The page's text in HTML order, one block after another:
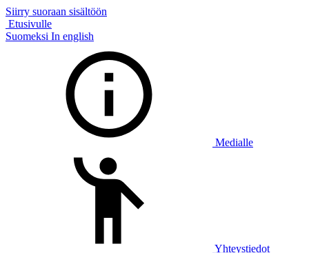
Siirry suoraan sisältöön
Etusivulle
Suomeksi In english
Medialle
Yhteystiedot